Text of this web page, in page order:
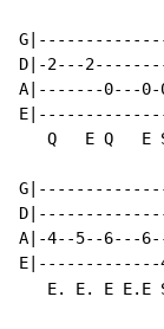
D|-2---
A|-------0---
Q   E Q   E
A|-4--5--6---
E. E. E E.E